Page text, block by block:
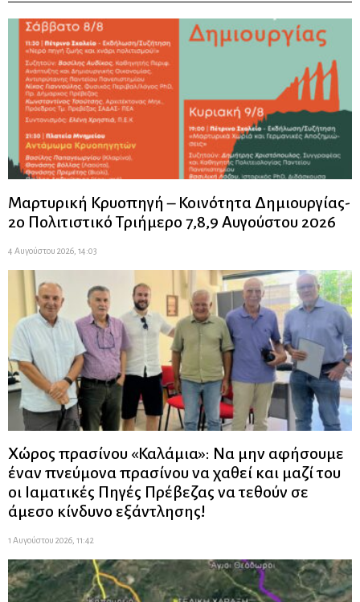
Μαρτυρική Κρυοπηγή – Κοινότητα Δημιουργίας-
2ο Πολιτιστικό Τριήμερο 7,8,9 Αυγούστου 2026
4 Αυγούστου 2026, 14:03
Χώρος πρασίνου «Καλάμια»: Να μην αφήσουμε
έναν πνεύμονα πρασίνου να χαθεί και μαζί του
οι Ιαματικές Πηγές Πρέβεζας να τεθούν σε
άμεσο κίνδυνο εξάντλησης!
1 Αυγούστου 2026, 11:42